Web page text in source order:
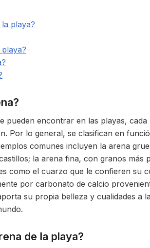
playa?
pueden encontrar en las playas,
Por lo general, se clasifican en
comunes incluyen la arena
la arena fina, con granos más
como el cuarzo que le confieren su
por carbonato de calcio
su propia belleza y cualidades a
de la playa?